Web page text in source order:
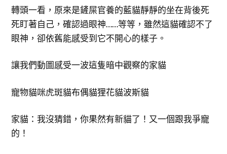
轉頭一看，原來是鏟屎官養的藍貓靜靜的坐在背後死
死盯著自己，確認過眼神……等等，雖然這貓確認不了
眼神，卻依舊能感受到它不開心的樣子。
讓我們動圖感受一波這隻暗中觀察的家貓
寵物貓咪虎斑貓布偶貓狸花貓波斯貓
家貓：我沒猜錯，你果然有新貓了！又一個跟我爭寵
的！